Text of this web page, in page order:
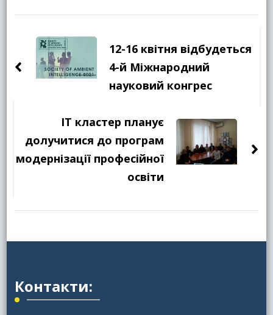
запису
12-16 квітня відбудеться
4-й Міжнародний
науковий конгрес
IT кластер планує
долучитися до програм
модернізації професійної
освіти
Контакти: